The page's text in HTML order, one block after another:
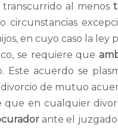
transcurrido al menos
circunstancias
en cuyo caso la ley
se requiere que
Este acuerdo se
de mutuo
que en cualquier
ante el